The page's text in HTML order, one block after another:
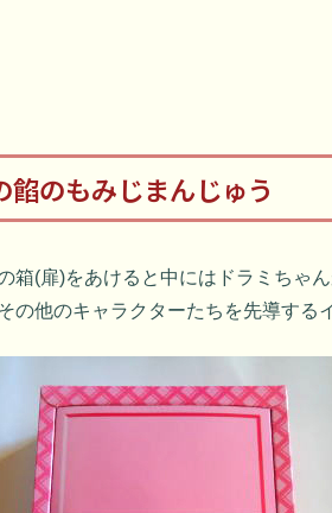
餡のもみじまんじゅう
箱(扉)をあけると中にはドラミちゃ
の他のキャラクターたちを先導する